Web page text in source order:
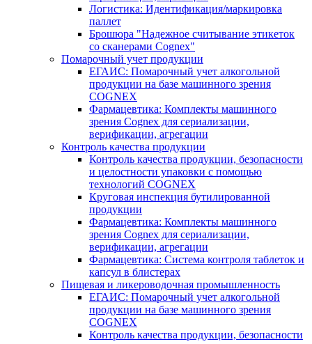
Логистика: Идентификация/маркировка
паллет
Брошюра "Надежное считывание этикеток
со сканерами Cognex"
Помарочный учет продукции
ЕГАИС: Помарочный учет алкогольной
продукции на базе машинного зрения
COGNEX
Фармацевтика: Комплекты машинного
зрения Cognex для сериализации,
верификации, агрегации
Контроль качества продукции
Контроль качества продукции, безопасности
и целостности упаковки с помощью
технологий COGNEX
Круговая инспекция бутилированной
продукции
Фармацевтика: Комплекты машинного
зрения Cognex для сериализации,
верификации, агрегации
Фармацевтика: Система контроля таблеток и
капсул в блистерах
Пищевая и ликероводочная промышленность
ЕГАИС: Помарочный учет алкогольной
продукции на базе машинного зрения
COGNEX
Контроль качества продукции, безопасности